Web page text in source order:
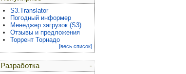
S3.Translator
Погодный информер
Менеджер загрузок (S3)
Отзывы и предложения
Торрент Торнадо
[весь список]
-
Разработка